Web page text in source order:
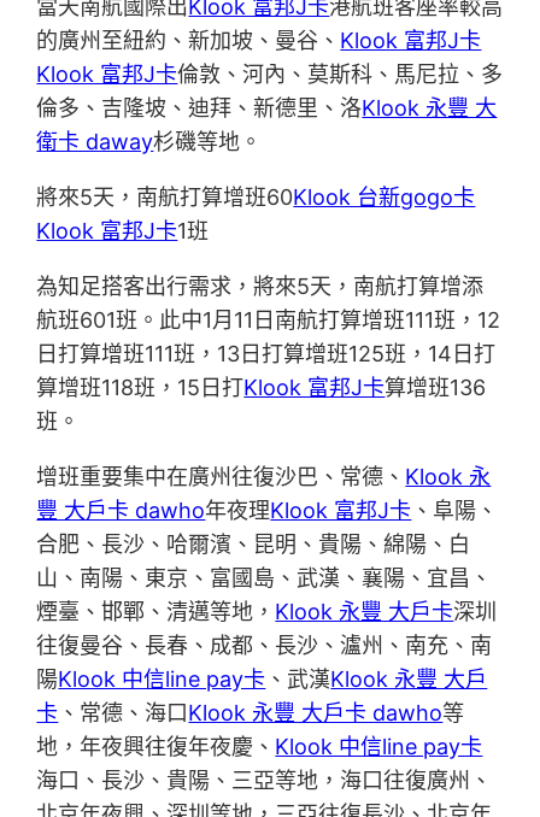
當天南航國際出Klook 富邦J卡港航班客座率較高
的廣州至紐約、新加坡、曼谷、 Klook 富邦J卡
Klook 富邦J卡倫敦、河內、莫斯科、馬尼拉、多
倫多、吉隆坡、迪拜、新德里、洛Klook 永豐 大
衛卡 daway杉磯等地。
將來5天，南航打算增班60Klook 台新gogo卡
Klook 富邦J卡1班
為知足搭客出行需求，將來5天，南航打算增添
航班601班。此中1月11日南航打算增班111班，12
日打算增班111班，13日打算增班125班，14日打
算增班118班，15日打Klook 富邦J卡算增班136
班。
增班重要集中在廣州往復沙巴、常德、 Klook 永
豐 大戶卡 dawho年夜理Klook 富邦J卡 、阜陽、
合肥、長沙、哈爾濱、昆明、貴陽、綿陽、白
山、南陽、東京、富國島、武漢、襄陽、宜昌、
煙臺、邯鄲、清邁等地， Klook 永豐 大戶卡深圳
往復曼谷、長春、成都、長沙、瀘州、南充、南
陽Klook 中信line pay卡 、武漢Klook 永豐 大戶
卡 、常德、海口Klook 永豐 大戶卡 dawho等
地，年夜興往復年夜慶、 Klook 中信line pay卡
海口、長沙、貴陽、三亞等地，海口往復廣州、